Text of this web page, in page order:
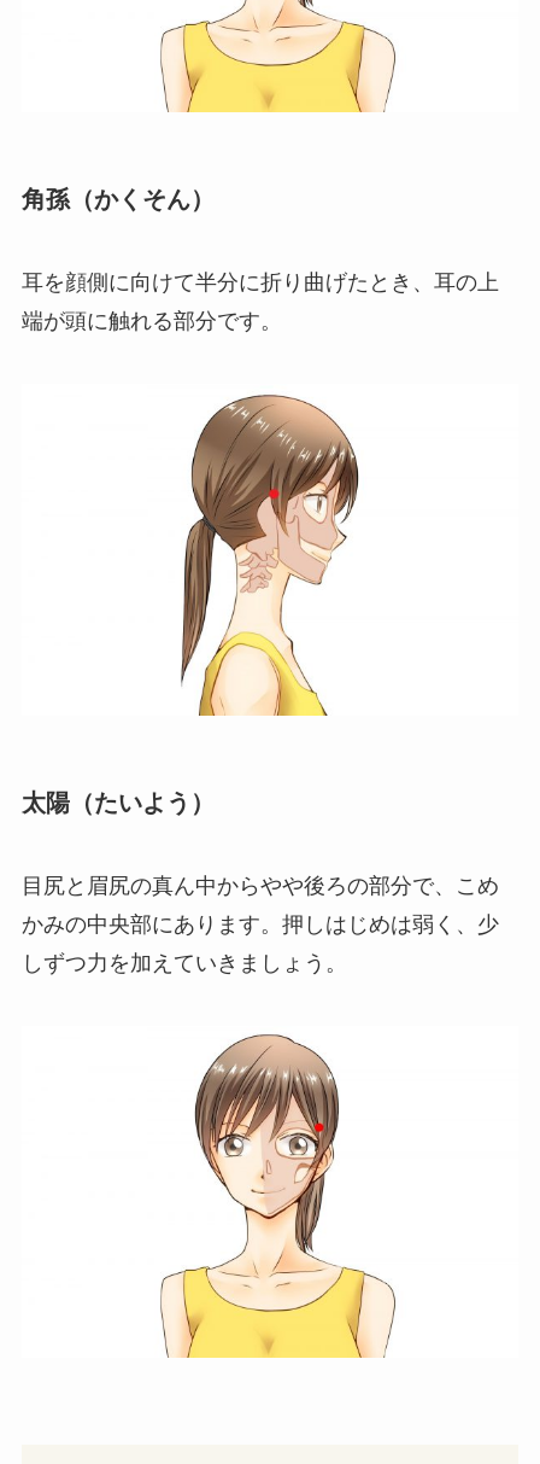
角孫（かくそん）
耳を顔側に向けて半分に折り曲げたとき、耳の上
端が頭に触れる部分です。
太陽（たいよう）
目尻と眉尻の真ん中からやや後ろの部分で、こめ
かみの中央部にあります。押しはじめは弱く、少
しずつ力を加えていきましょう。